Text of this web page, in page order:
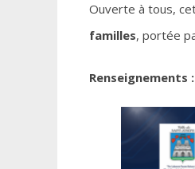
Ouverte à tous,
familles, portée
Renseignements :